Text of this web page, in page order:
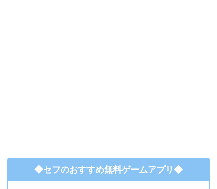
◆セフのおすすめ無料ゲームアプリ◆